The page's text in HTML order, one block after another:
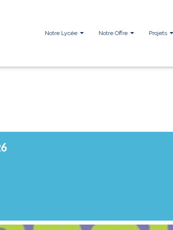
Notre Lycée Notre Offre Projets